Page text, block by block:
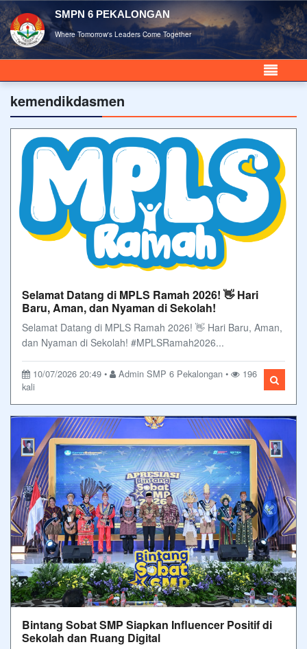
SMPN 6 PEKALONGAN
Where Tomorrow's Leaders Come Together
kemendikdasmen
Selamat Datang di MPLS Ramah 2026! 👋 Hari
Baru, Aman, dan Nyaman di Sekolah!
Selamat Datang di MPLS Ramah 2026! 👋 Hari Baru, Aman,
dan Nyaman di Sekolah! #MPLSRamah2026...
10/07/2026 20:49 • Admin SMP 6 Pekalongan •
196
kali
Bintang Sobat SMP Siapkan Influencer Positif di
Sekolah dan Ruang Digital